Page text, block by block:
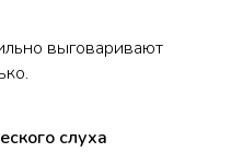
выговаривают
слуха